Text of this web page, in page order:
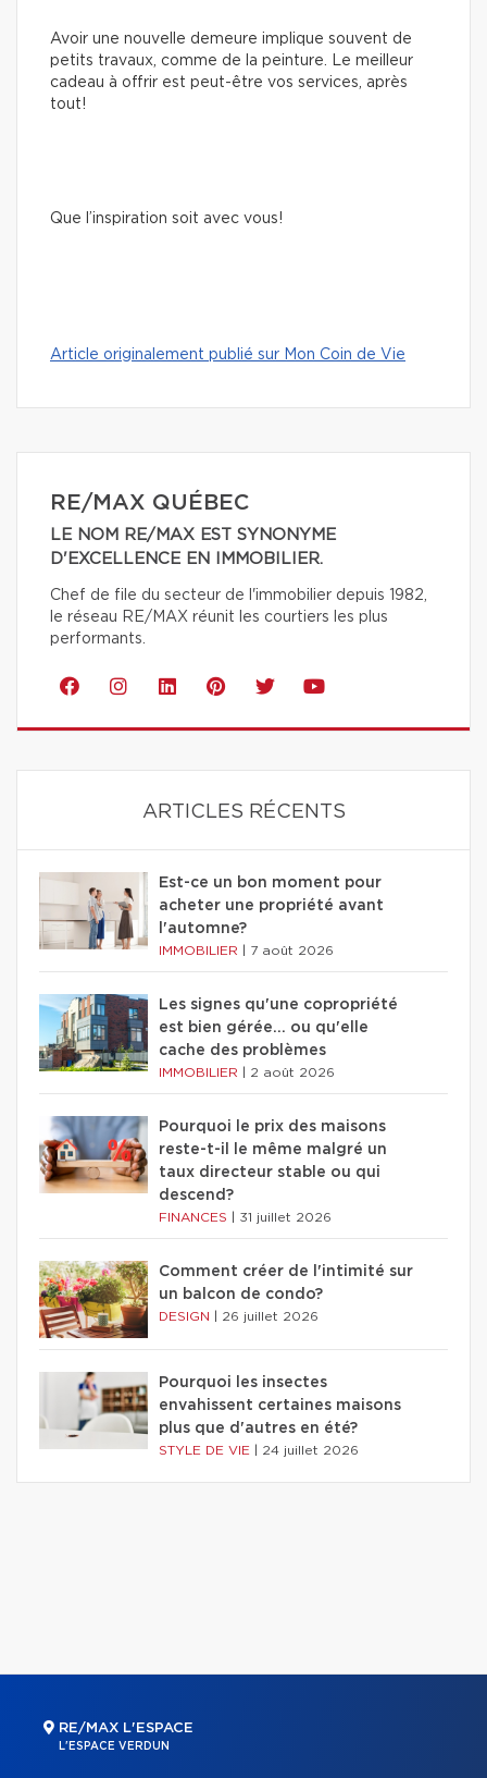
Avoir une nouvelle demeure implique souvent de
petits travaux, comme de la peinture. Le meilleur
cadeau à offrir est peut-être vos services, après
tout!
Que l’inspiration soit avec vous!
Article originalement publié sur Mon Coin de Vie
RE/MAX QUÉBEC
LE NOM RE/MAX EST SYNONYME
D'EXCELLENCE EN IMMOBILIER.
Chef de file du secteur de l'immobilier depuis 1982,
le réseau RE/MAX réunit les courtiers les plus
performants.
ARTICLES RÉCENTS
Est-ce un bon moment pour
acheter une propriété avant
l'automne?
IMMOBILIER 7 août 2026
Les signes qu'une copropriété
est bien gérée… ou qu'elle
cache des problèmes
IMMOBILIER 2 août 2026
Pourquoi le prix des maisons
reste-t-il le même malgré un
taux directeur stable ou qui
descend?
FINANCES 31 juillet 2026
Comment créer de l'intimité sur
un balcon de condo?
DESIGN 26 juillet 2026
Pourquoi les insectes
envahissent certaines maisons
plus que d'autres en été?
STYLE DE VIE 24 juillet 2026
RE/MAX L'ESPACE
L'ESPACE VERDUN